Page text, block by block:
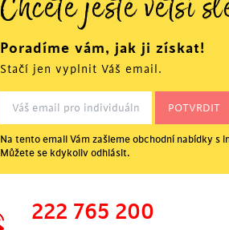
Chcete ještě větší
Poradíme vám, jak ji získat!
Stačí jen vyplnit Váš email.
Na tento email Vám zašleme obchodní nabídky s
Můžete se kdykoliv odhlásit.
222 765 200